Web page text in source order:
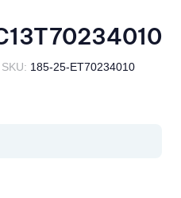
SKU: 185-25-ET70234010